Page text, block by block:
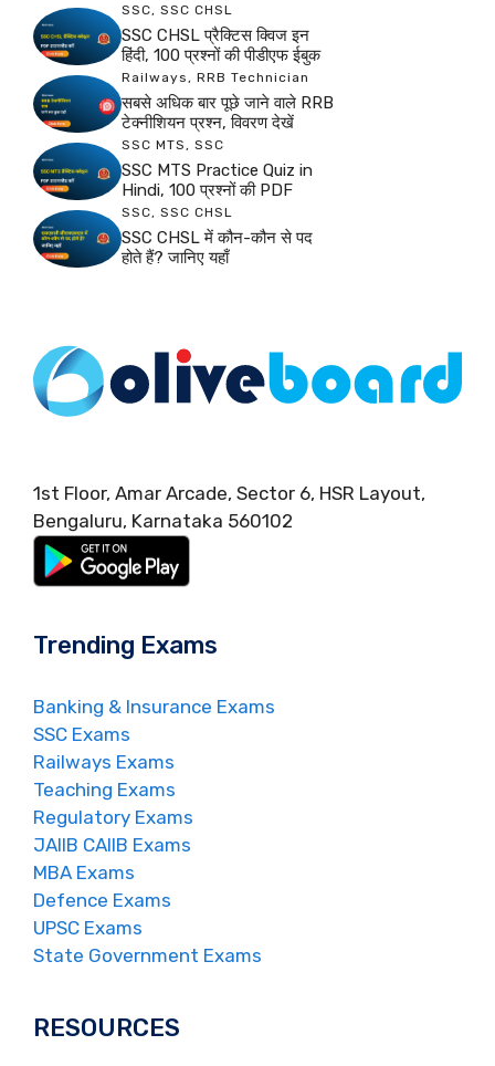
SSC, SSC CHSL
SSC CHSL प्रैक्टिस क्विज इन
हिंदी, 100 प्रश्नों की पीडीएफ ईबुक
Railways , RRB Technician
सबसे अधिक बार पूछे जाने वाले RRB
टेक्नीशियन प्रश्न, विवरण देखें
SSC MTS , SSC
SSC MTS Practice Quiz in
Hindi, 100 प्रश्नों की PDF
SSC, SSC CHSL
SSC CHSL में कौन-कौन से पद
होते हैं? जानिए यहाँ
1st Floor, Amar Arcade, Sector 6, HSR Layout,
Bengaluru, Karnataka 560102
Trending Exams
Banking & Insurance Exams
SSC Exams
Railways Exams
Teaching Exams
Regulatory Exams
JAIIB CAIIB Exams
MBA Exams
Defence Exams
UPSC Exams
State Government Exams
RESOURCES